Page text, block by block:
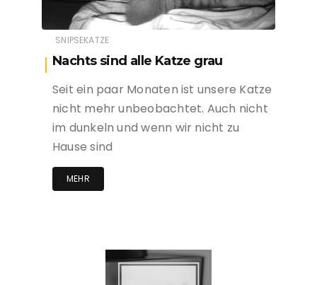
SNIPSEKATZE
Nachts sind alle Katze grau
Seit ein paar Monaten ist unsere Katze
nicht mehr unbeobachtet. Auch nicht
im dunkeln und wenn wir nicht zu
Hause sind
MEHR